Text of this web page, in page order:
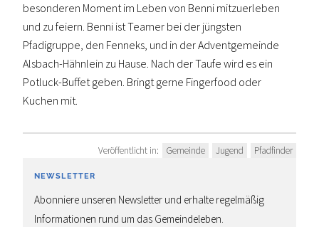
besonderen Moment im Leben von Benni mitzuerleben
und zu feiern. Benni ist Teamer bei der jüngsten
Pfadigruppe, den Fenneks, und in der Adventgemeinde
Alsbach-Hähnlein zu Hause. Nach der Taufe wird es ein
Potluck-Buffet geben. Bringt gerne Fingerfood oder
Kuchen mit.
Veröffentlicht in: Gemeinde Jugend Pfadfinder
NEWSLETTER
Abonniere unseren Newsletter und erhalte regelmäßig
Informationen rund um das Gemeindeleben.